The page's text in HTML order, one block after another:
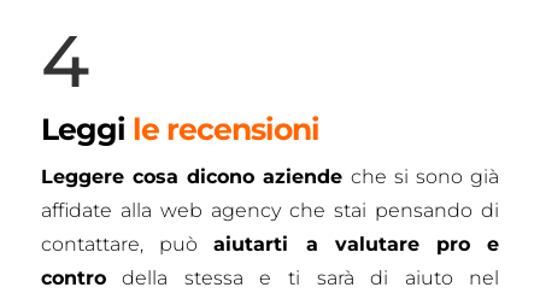
4
Leggi le recensioni
Leggere cosa dicono aziende che si sono già
affidate alla web agency che stai pensando di
contattare, puòaiutarti a valutare pro e
controdella stessa e ti sarà di aiuto nel